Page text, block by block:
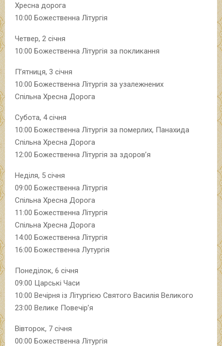
Хресна дорога
10:00 Божественна Літургія
Четвер, 2 січня
10:00 Божественна Літургія за покликання
П’ятниця, 3 січня
10:00 Божественна Літургія за узалежнених
Спільна Хресна Дорога
Субота, 4 січня
10:00 Божественна Літургія за померлих, Панахида
Спільна Хресна Дорога
12:00 Божественна Літургія за здоров’я
Неділя, 5 січня
09:00 Божественна Літургія
Спільна Хресна Дорога
11:00 Божественна Літургія
Спільна Хресна Дорога
14:00 Божественна Літургія
16:00 Божественна Лутургія
Понеділок, 6 січня
09:00 Царські Часи
10:00 Вечірня із Літургією Святого Василія Великого
23:00 Велике Повечір’я
Вівторок, 7 січня
00:00 Божественна Літургія